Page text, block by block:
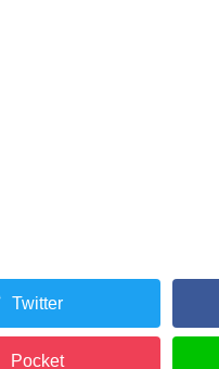
Twitter
Pocket